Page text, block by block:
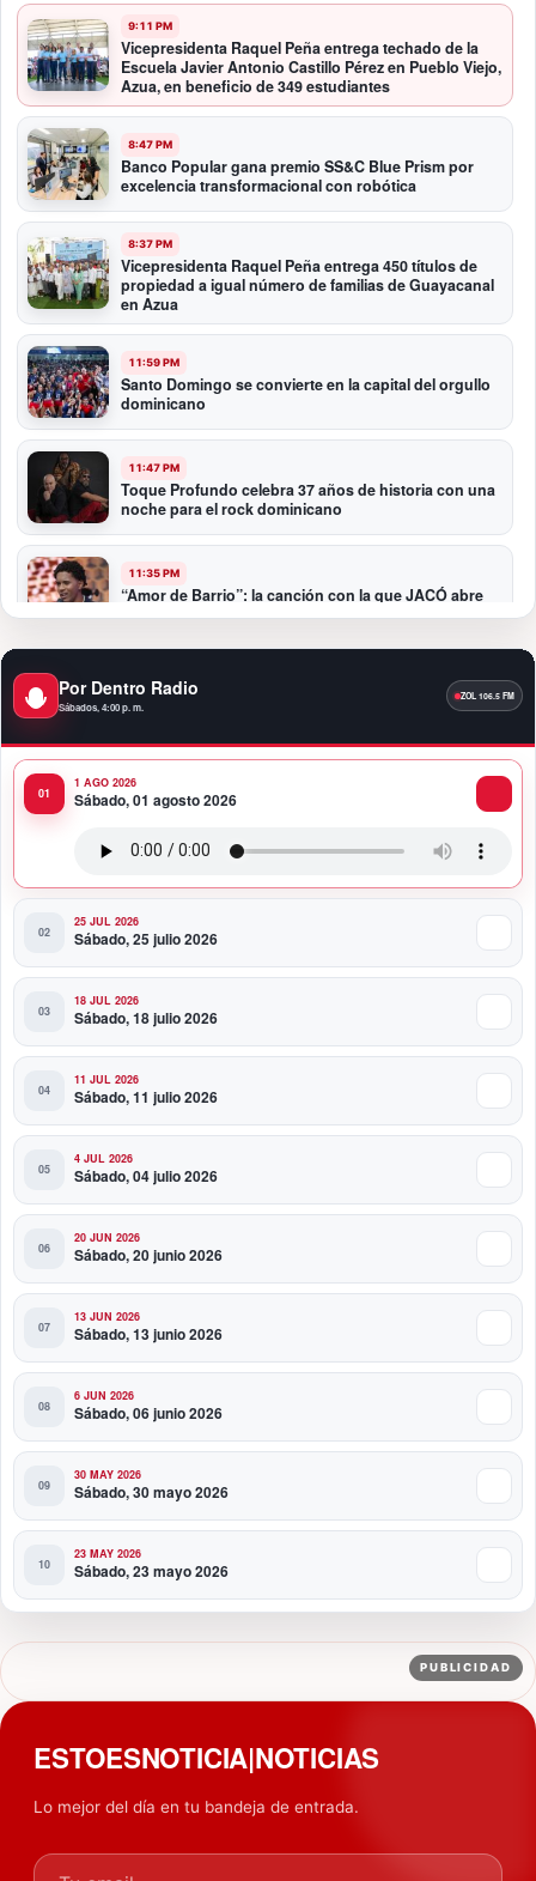
9:11 PM
Vicepresidenta Raquel Peña entrega techado de la
Escuela Javier Antonio Castillo Pérez en Pueblo Viejo,
Azua, en beneficio de 349 estudiantes
8:47 PM
Banco Popular gana premio SS&C Blue Prism por
excelencia transformacional con robótica
8:37 PM
Vicepresidenta Raquel Peña entrega 450 títulos de
propiedad a igual número de familias de Guayacanal
en Azua
11:59 PM
Santo Domingo se convierte en la capital del orgullo
dominicano
11:47 PM
Toque Profundo celebra 37 años de historia con una
noche para el rock dominicano
11:35 PM
“Amor de Barrio”: la canción con la que JACÓ abre
un nuevo capítulo en la bachata
Presidente Abinader participa en la transmisión de
mando presidencial de Abelardo de la Espriella en
10:34 PM
Presidente Abinader participa en la transmisión de
Colombia
Por Dentro Radio
Sábados, 4:00 p. m.
1 AGO 2026
Sábado, 01 agosto 2026
25 JUL 2026
Sábado, 25 julio 2026
18 JUL 2026
Sábado, 18 julio 2026
11 JUL 2026
Sábado, 11 julio 2026
4 JUL 2026
Sábado, 04 julio 2026
20 JUN 2026
Sábado, 20 junio 2026
13 JUN 2026
Sábado, 13 junio 2026
6 JUN 2026
Sábado, 06 junio 2026
30 MAY 2026
Sábado, 30 mayo 2026
23 MAY 2026
Sábado, 23 mayo 2026
PUBLICIDAD
ESTOESNOTICIA|NOTICIAS
Lo mejor del día en tu bandeja de entrada.
Tu email